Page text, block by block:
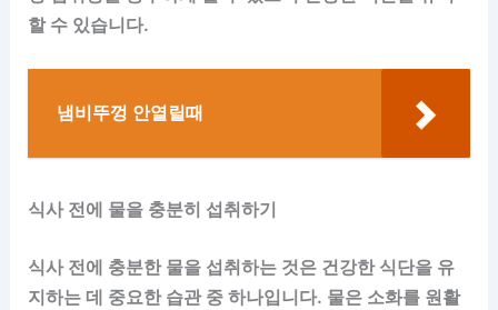
할 수 있습니다.
냄비뚜껑 안열릴때
식사 전에 물을 충분히 섭취하기
식사 전에 충분한 물을 섭취하는 것은 건강한 식단을 유
지하는 데 중요한 습관 중 하나입니다. 물은 소화를 원활